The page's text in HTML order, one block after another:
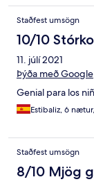
Staðfest umsögn
10/10
11. júlí 2021
Þýða með Google
Genial para los
Estibaliz, 6
Staðfest umsögn
8/10 Mjög